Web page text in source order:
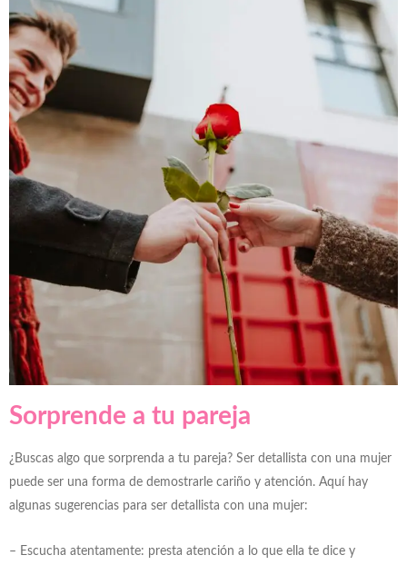
Sorprende a tu pareja
¿Buscas algo que sorprenda a tu pareja? Ser detallista con una mujer
puede ser una forma de demostrarle cariño y atención. Aquí hay
algunas sugerencias para ser detallista con una mujer:
– Escucha atentamente: presta atención a lo que ella te dice y